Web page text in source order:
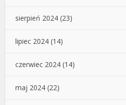
sierpień 2024 (23)
lipiec 2024 (14)
czerwiec 2024 (14)
maj 2024 (22)